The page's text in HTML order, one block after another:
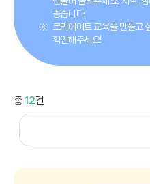
좋습니다.
크리에이트 교육을 만들고
확인해주세요!
총12건